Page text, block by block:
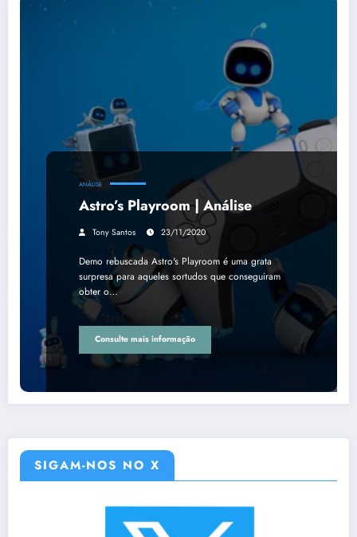
ANÁLISE
Astro’s Playroom | Análise
Tony Santos 23/11/2020
Demo rebuscada Astro's Playroom é uma grata
surpresa para aqueles sortudos que conseguiram
obter o…
Consulte mais informação
SIGAM-NOS NO X